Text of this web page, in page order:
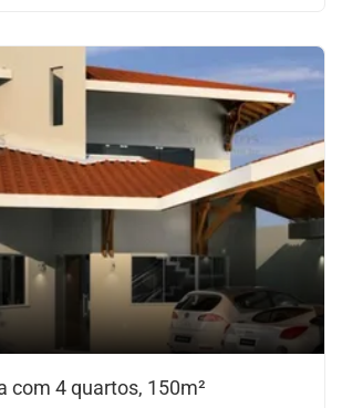
com 4 quartos, 150m²